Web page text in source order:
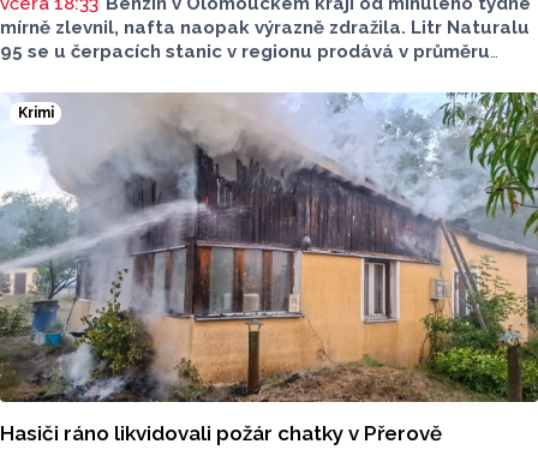
mírně zlevnil, nafta naopak výrazně zdražila. Litr Naturalu
95 se u čerpacích stanic v regionu prodává v průměru
O 84 haléřů zdražila nafta, za litr teď řidiči dají průměrně
44,84 koruny. Podle údajů společnosti CCS, která ceny
sleduje, je benzin v současnosti o 7,73 koruny dražší než
před rokem, za naftu tehdy motoristé platili o 11,31
koruny méně.
Krimi
Hasiči ráno likvidovali požár chatky v Přerově